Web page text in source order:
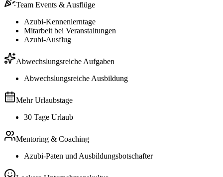
Team Events & Ausflüge
Azubi-Kennenlerntage
Mitarbeit bei Veranstaltungen
Azubi-Ausflug
Abwechslungsreiche Aufgaben
Abwechslungsreiche Ausbildung
Mehr Urlaubstage
30 Tage Urlaub
Mentoring & Coaching
Azubi-Paten und Ausbildungsbotschafter